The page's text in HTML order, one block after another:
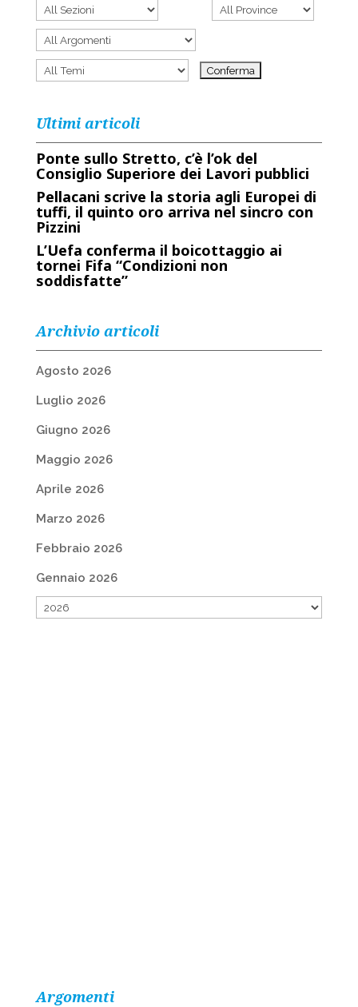
Ultimi articoli
Ponte sullo Stretto, c’è l’ok del
Consiglio Superiore dei Lavori pubblici
Pellacani scrive la storia agli Europei di
tuffi, il quinto oro arriva nel sincro con
Pizzini
L’Uefa conferma il boicottaggio ai
tornei Fifa “Condizioni non
soddisfatte”
Archivio articoli
Agosto 2026
Luglio 2026
Giugno 2026
Maggio 2026
Aprile 2026
Marzo 2026
Febbraio 2026
Gennaio 2026
Argomenti